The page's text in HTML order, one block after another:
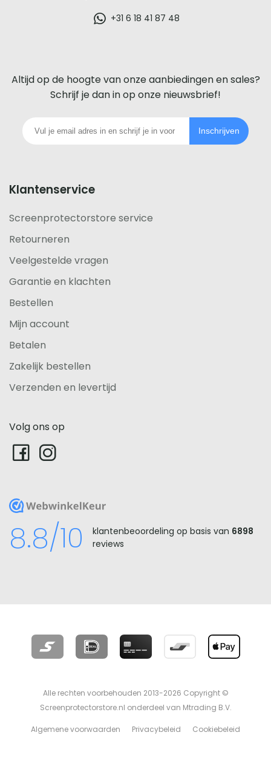
voor
iedere
telefoon
+31 6 18 41 87 48
Altijd op de hoogte van onze aanbiedingen en sales?
Schrijf je dan in op onze nieuwsbrief!
Inschrijven
Klantenservice
Screenprotectorstore service
Retourneren
Veelgestelde vragen
Garantie en klachten
Bestellen
Mijn account
Betalen
Zakelijk bestellen
Verzenden en levertijd
Volg ons op
WebwinkelKeur
8.8/10 klantenbeoordeling op basis van 6898
reviews
Alle rechten voorbehouden 2013-2026 Copyright ©
Screenprotectorstore.nl onderdeel van Mtrading B.V.
Algemene voorwaarden Privacybeleid Cookiebeleid